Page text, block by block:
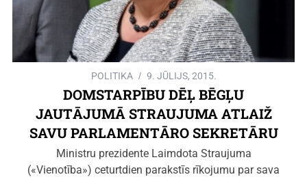
POLITIKA 9. JŪLIJS, 2015.
DOMSTARPĪBU DĒĻ BĒGĻU
JAUTĀJUMĀ STRAUJUMA ATLAIŽ
SAVU PARLAMENTĀRO SEKRETĀRU
Ministru prezidente Laimdota Straujuma
(«Vienotība») ceturtdien parakstīs rīkojumu par sava